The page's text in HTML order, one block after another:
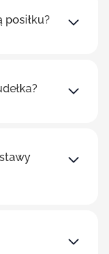
posiłku?